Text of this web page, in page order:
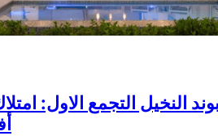
النخيل التجمع الاول: